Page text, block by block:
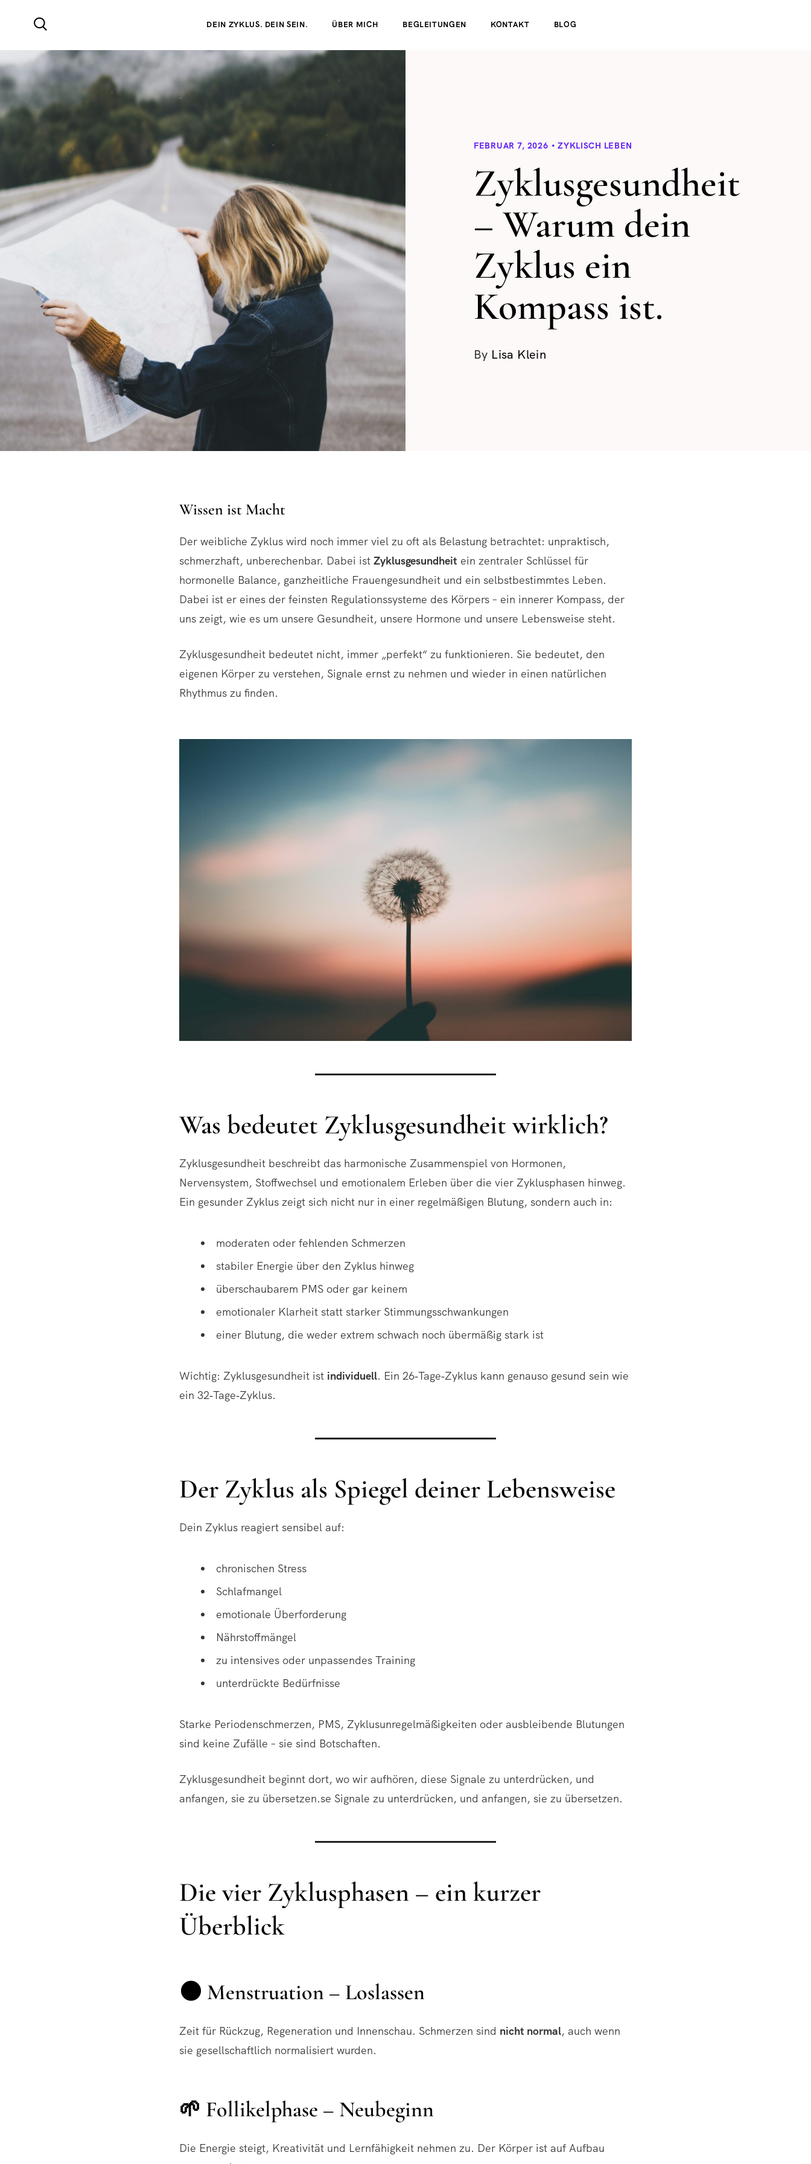
DEIN ZYKLUS. DEIN SEIN. ÜBER MICH BEGLEITUNGEN KONTAKT BLOG
FEBRUAR 7, 2026 ZYKLISCH LEBEN
Zyklusgesundheit
– Warum dein
Zyklus ein
Kompass ist.
By Lisa Klein
Wissen ist Macht
Der weibliche Zyklus wird noch immer viel zu oft als Belastung betrachtet: unpraktisch,
schmerzhaft, unberechenbar. Dabei ist Zyklusgesundheit ein zentraler Schlüssel für
hormonelle Balance, ganzheitliche Frauengesundheit und ein selbstbestimmtes Leben.
Dabei ist er eines der feinsten Regulationssysteme des Körpers – ein innerer Kompass, der
uns zeigt, wie es um unsere Gesundheit, unsere Hormone und unsere Lebensweise steht.
Zyklusgesundheit bedeutet nicht, immer „perfekt“ zu funktionieren. Sie bedeutet, den
eigenen Körper zu verstehen, Signale ernst zu nehmen und wieder in einen natürlichen
Rhythmus zu finden.
Was bedeutet Zyklusgesundheit wirklich?
Zyklusgesundheit beschreibt das harmonische Zusammenspiel von Hormonen,
Nervensystem, Stoffwechsel und emotionalem Erleben über die vier Zyklusphasen hinweg.
Ein gesunder Zyklus zeigt sich nicht nur in einer regelmäßigen Blutung, sondern auch in:
moderaten oder fehlenden Schmerzen
stabiler Energie über den Zyklus hinweg
überschaubarem PMS oder gar keinem
emotionaler Klarheit statt starker Stimmungsschwankungen
einer Blutung, die weder extrem schwach noch übermäßig stark ist
Wichtig: Zyklusgesundheit ist individuell. Ein 26‑Tage‑Zyklus kann genauso gesund sein wie
ein 32‑Tage‑Zyklus.
Der Zyklus als Spiegel deiner Lebensweise
Dein Zyklus reagiert sensibel auf:
chronischen Stress
Schlafmangel
emotionale Überforderung
Nährstoffmängel
zu intensives oder unpassendes Training
unterdrückte Bedürfnisse
Starke Periodenschmerzen, PMS, Zyklusunregelmäßigkeiten oder ausbleibende Blutungen
sind keine Zufälle – sie sind Botschaften.
Zyklusgesundheit beginnt dort, wo wir aufhören, diese Signale zu unterdrücken, und
anfangen, sie zu übersetzen.se Signale zu unterdrücken, und anfangen, sie zu übersetzen.
Die vier Zyklusphasen – ein kurzer
Überblick
🌑 Menstruation – Loslassen
Zeit für Rückzug, Regeneration und Innenschau. Schmerzen sind nicht normal, auch wenn
sie gesellschaftlich normalisiert wurden.
🌱 Follikelphase – Neubeginn
Die Energie steigt, Kreativität und Lernfähigkeit nehmen zu. Der Körper ist auf Aufbau